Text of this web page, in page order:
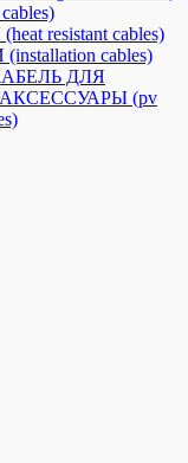
resistant cables)
cables)
ДЛЯ
(pv